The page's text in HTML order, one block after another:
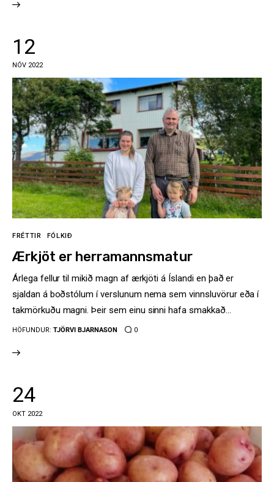
12
NÓV 2022
FRÉTTIR FÓLKIÐ
Ærkjöt er herramannsmatur
Árlega fellur til mikið magn af ærkjöti á Íslandi en það er
sjaldan á boðstólum í verslunum nema sem vinnsluvörur eða í
takmörkuðu magni. Þeir sem einu sinni hafa smakkað…
HÖFUNDUR: TJÖRVI BJARNASON 0
24
OKT 2022